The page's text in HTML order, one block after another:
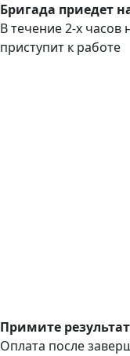
Бригада приедет
В течение 2-х часов
приступит к работе
Примите
Оплата после